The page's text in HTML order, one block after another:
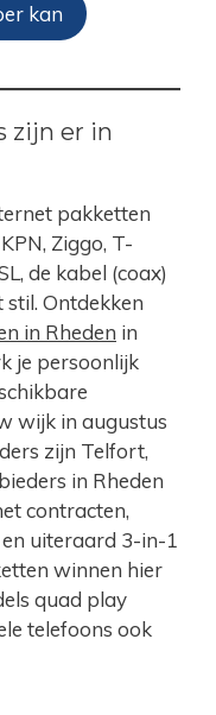
kan
zijn er in
pakketten
Ziggo, T-
de kabel (coax)
Ontdekken
in Rheden in
je persoonlijk
wijk in augustus
zijn Telfort,
in Rheden
contracten,
uiteraard 3-in-1
winnen hier
quad play
telefoons ook